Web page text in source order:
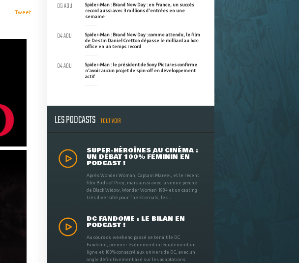
Tweet
Spider-Man : Brand New Day : en France, un succès
record aussi avec 3 millions d'entrées en une
semaine
05 AOU
Spider-Man : Brand New Day : comme attendu, le film
de Destin Daniel Cretton dépasse le milliard au box-
office en un temps record
04 AOU
Spider-Man : le président de Sony Pictures confirme
n'avoir aucun projet de spin-off en développement
actif
04 AOU
LES PODCASTS TOUT VOIR
SUPER-HÉROÏNES AU CINÉMA :
UN DÉBAT 100% FÉMININ EN
PODCAST !
Après Wonder Woman, Captain Marvel, et le récent
film Birds of Prey, mais aussi avec la venue proche
de Black Widow, Wonder Woman 1984 et un casting
très diversifié pour The Eternals, les ...
DC FANDOME : LE BILAN EN
PODCAST !
Au cours du weekend passé se tenait le DC
Fandome, premier évènement intégralement en
ligne et 100% consacré aux univers de DC, avec un
angle définitivement axé sur les adaptations